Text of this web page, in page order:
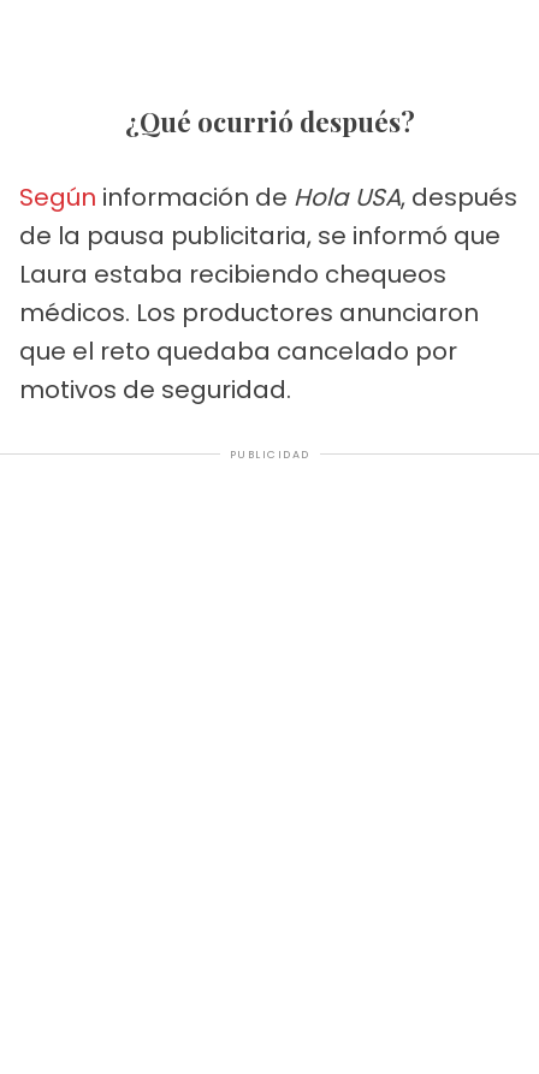
¿Qué ocurrió después?
Según información de Hola USA, después
de la pausa publicitaria, se informó que
Laura estaba recibiendo chequeos
médicos. Los productores anunciaron
que el reto quedaba cancelado por
motivos de seguridad.
PUBLICIDAD